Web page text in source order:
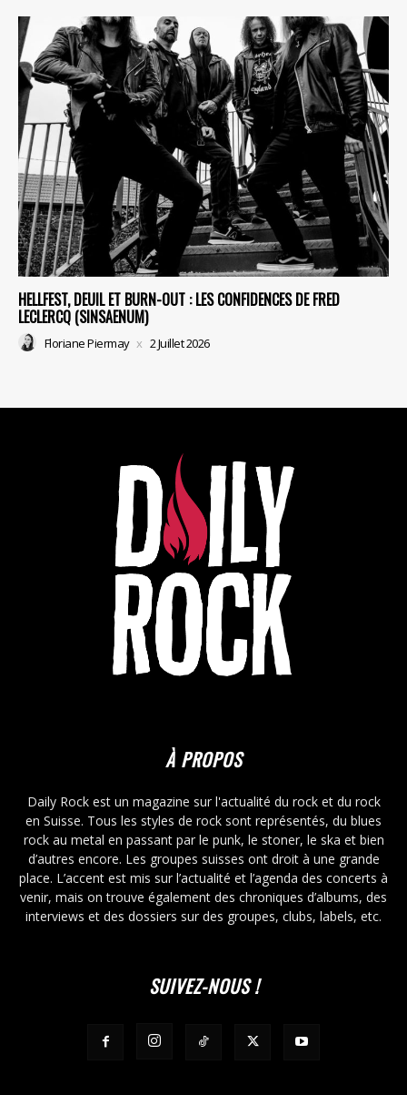
HELLFEST, DEUIL ET BURN-OUT : LES CONFIDENCES DE FRED
LECLERCQ (SINSAENUM)
Floriane Piermay 2 Juillet 2026
À PROPOS
Daily Rock est un magazine sur l'actualité du rock et du rock
en Suisse. Tous les styles de rock sont représentés, du blues
rock au metal en passant par le punk, le stoner, le ska et bien
d’autres encore. Les groupes suisses ont droit à une grande
place. L’accent est mis sur l’actualité et l’agenda des concerts à
venir, mais on trouve également des chroniques d’albums, des
interviews et des dossiers sur des groupes, clubs, labels, etc.
SUIVEZ-NOUS !